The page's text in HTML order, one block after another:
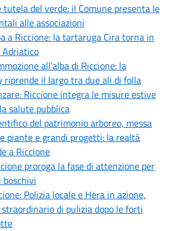
tutela del verde: il Comune presenta le
alle associazioni
a Riccione: la tartaruga Cira torna in
all’alba di Riccione: la
riprende il largo tra due ali di folla
Riccione integra le misure estive
salute pubblica
del patrimonio arboreo, messa
piante e grandi progetti: la realtà
a Riccione
proroga la fase di attenzione per
Polizia locale e Hera in azione,
di pulizia dopo le forti